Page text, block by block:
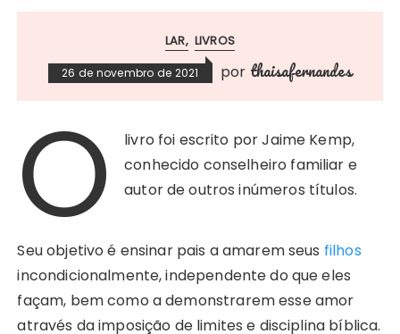
LAR LIVROS
26 de novembro de 2021 por thaisafernandes
O
livro foi escrito por Jaime Kemp,
conhecido conselheiro familiar e
autor de outros inúmeros títulos.
Seu objetivo é ensinar pais a amarem seus filhos
incondicionalmente, independente do que eles
façam, bem como a demonstrarem esse amor
através da imposição de limites e disciplina bíblica.